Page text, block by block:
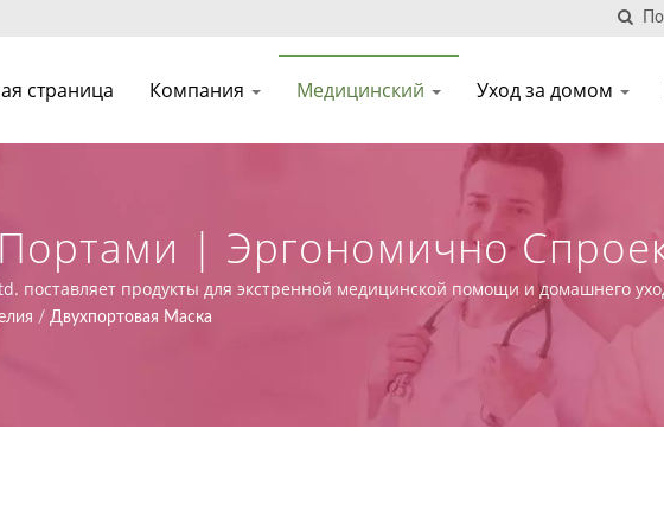
страница Компания Медицинский Уход за домом
| Эргономично
| Asia Connection
поставляет продукты для экстренной медицинской помощи и домашнего
с MDR (Регламент (ЕС) 2017/745), а также предлагает услуги по
/ Двухпортовая Маска